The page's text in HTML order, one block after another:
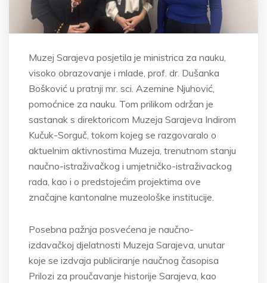
Muzej Sarajeva posjetila je ministrica za nauku,
visoko obrazovanje i mlade, prof. dr. Dušanka
Bošković u pratnji mr. sci. Azemine Njuhović,
pomoćnice za nauku. Tom prilikom održan je
sastanak s direktoricom Muzeja Sarajeva Indirom
Kučuk-Sorguč, tokom kojeg se razgovaralo o
aktuelnim aktivnostima Muzeja, trenutnom stanju
naučno-istraživačkog i umjetničko-istraživackog
rada, kao i o predstojećim projektima ove
značajne kantonalne muzeološke institucije.
Posebna pažnja posvećena je naučno-
izdavačkoj djelatnosti Muzeja Sarajeva, unutar
koje se izdvaja publiciranje naučnog časopisa
Prilozi za proučavanje historije Sarajeva, kao